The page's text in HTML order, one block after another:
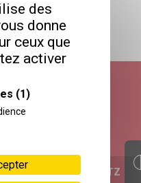
des
donne
ceux que
activer
(1)
DE PAGE
ADÈLE DE GLAUBITZ